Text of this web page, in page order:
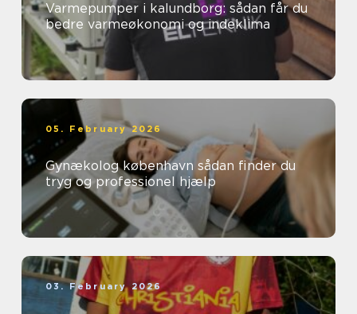
Varmepumper i kalundborg: sådan får du
bedre varmeøkonomi og indeklima
05. February 2026
Gynækolog københavn sådan finder du
tryg og professionel hjælp
03. February 2026